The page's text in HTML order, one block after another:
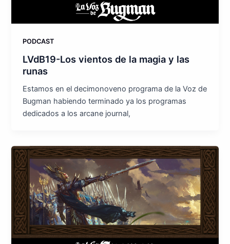
PODCAST
LVdB19-Los vientos de la magia y las
runas
Estamos en el decimonoveno programa de la Voz de
Bugman habiendo terminado ya los programas
dedicados a los arcane journal,